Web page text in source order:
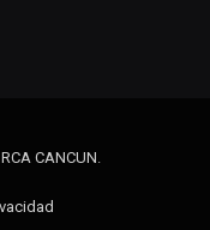
RCA CANCUN.